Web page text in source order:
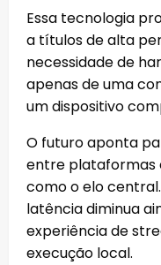
Essa tecnologia
a títulos de alta
necessidade de
apenas de uma
um dispositivo
O futuro aponta
entre plataformas
como o elo
latência diminua
experiência de
execução local.